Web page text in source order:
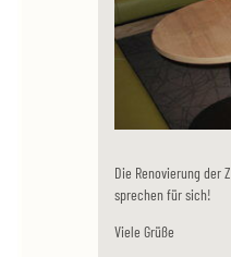
Die Renovierung der
sprechen für sich!
Viele Grüße